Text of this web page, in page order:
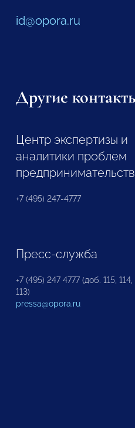
id@opora.ru
Другие
Центр экспертизы и
аналитики проблем
+7 (495) 247-4777
Пресс-служба
+7 (495) 247 4777 (доб. 115, 114,
113)
pressa@opora.ru